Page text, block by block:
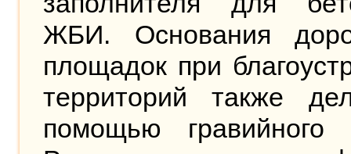
ЖБИ. Основания
площадок при
территорий также
помощью гравийного